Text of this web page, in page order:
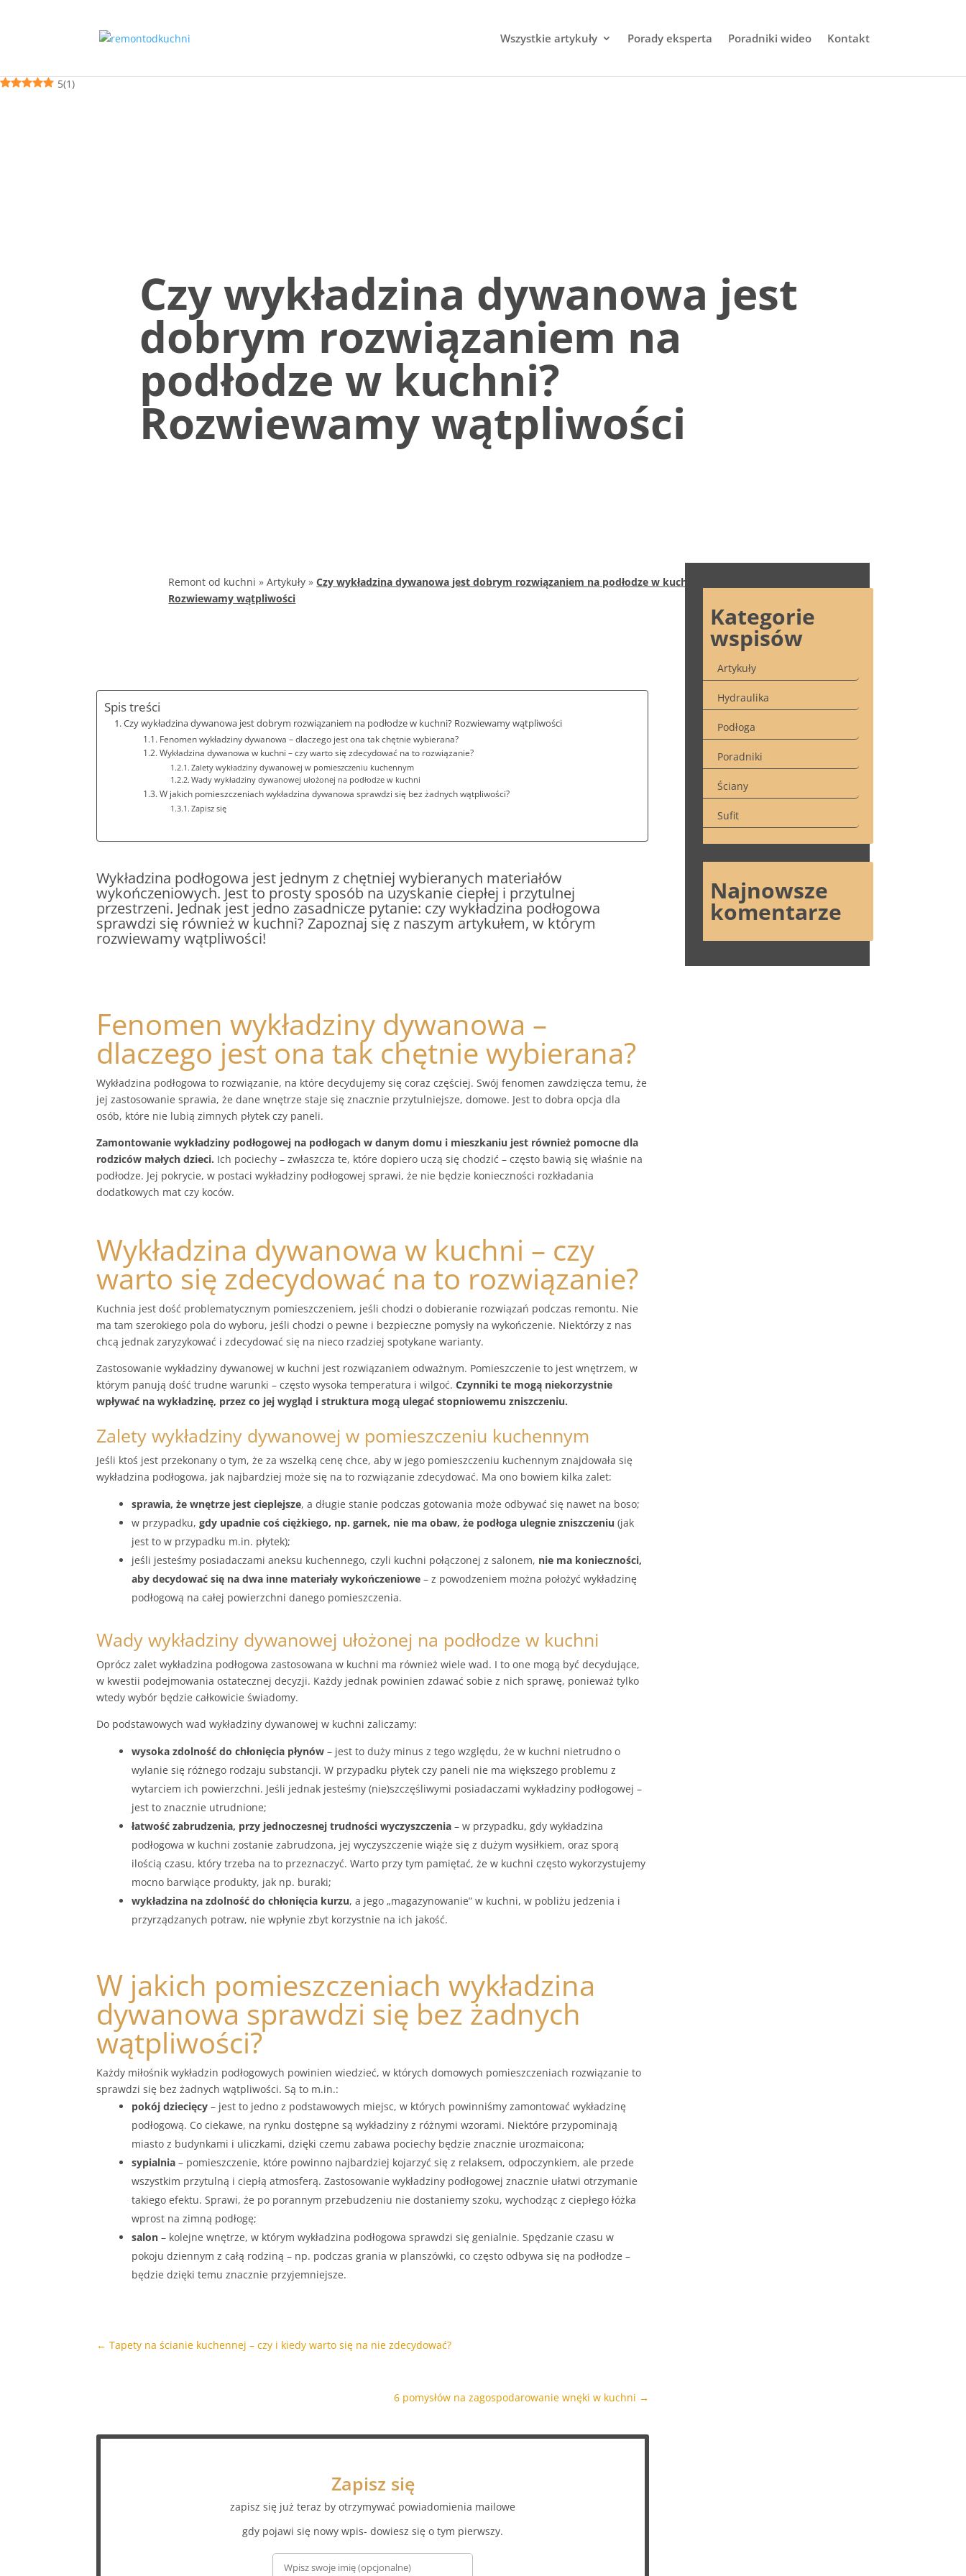
Wszystkie artykuły Porady eksperta Poradniki wideo Kontakt
5(1)
Czy wykładzina dywanowa jest
dobrym rozwiązaniem na
podłodze w kuchni?
Rozwiewamy wątpliwości
Remont od kuchni »Artykuły »Czy wykładzina dywanowa jest dobrym rozwiązaniem na podłodze w kuchni?
Rozwiewamy wątpliwości
Spis treści
Czy wykładzina dywanowa jest dobrym rozwiązaniem na podłodze w kuchni? Rozwiewamy wątpliwości
Fenomen wykładziny dywanowa – dlaczego jest ona tak chętnie wybierana?
Wykładzina dywanowa w kuchni – czy warto się zdecydować na to rozwiązanie?
Zalety wykładziny dywanowej w pomieszczeniu kuchennym
Wady wykładziny dywanowej ułożonej na podłodze w kuchni
W jakich pomieszczeniach wykładzina dywanowa sprawdzi się bez żadnych wątpliwości?
Zapisz się
Wykładzina podłogowa jest jednym z chętniej wybieranych materiałów
wykończeniowych. Jest to prosty sposób na uzyskanie ciepłej i przytulnej
przestrzeni. Jednak jest jedno zasadnicze pytanie: czy wykładzina podłogowa
sprawdzi się również w kuchni? Zapoznaj się z naszym artykułem, w którym
rozwiewamy wątpliwości!
Fenomen wykładziny dywanowa –
dlaczego jest ona tak chętnie wybierana?
Wykładzina podłogowa to rozwiązanie, na które decydujemy się coraz częściej. Swój fenomen zawdzięcza temu, że
jej zastosowanie sprawia, że dane wnętrze staje się znacznie przytulniejsze, domowe. Jest to dobra opcja dla
osób, które nie lubią zimnych płytek czy paneli.
Zamontowanie wykładziny podłogowej na podłogach w danym domu i mieszkaniu jest również pomocne dla
rodziców małych dzieci. Ich pociechy – zwłaszcza te, które dopiero uczą się chodzić – często bawią się właśnie na
podłodze. Jej pokrycie, w postaci wykładziny podłogowej sprawi, że nie będzie konieczności rozkładania
dodatkowych mat czy koców.
Wykładzina dywanowa w kuchni – czy
warto się zdecydować na to rozwiązanie?
Kuchnia jest dość problematycznym pomieszczeniem, jeśli chodzi o dobieranie rozwiązań podczas remontu. Nie
ma tam szerokiego pola do wyboru, jeśli chodzi o pewne i bezpieczne pomysły na wykończenie. Niektórzy z nas
chcą jednak zaryzykować i zdecydować się na nieco rzadziej spotykane warianty.
Zastosowanie wykładziny dywanowej w kuchni jest rozwiązaniem odważnym. Pomieszczenie to jest wnętrzem, w
którym panują dość trudne warunki – często wysoka temperatura i wilgoć.Czynniki te mogą niekorzystnie
wpływać na wykładzinę, przez co jej wygląd i struktura mogą ulegać stopniowemu zniszczeniu.
Zalety wykładziny dywanowej w pomieszczeniu kuchennym
Jeśli ktoś jest przekonany o tym, że za wszelką cenę chce, aby w jego pomieszczeniu kuchennym znajdowała się
wykładzina podłogowa, jak najbardziej może się na to rozwiązanie zdecydować. Ma ono bowiem kilka zalet:
sprawia, że wnętrze jest cieplejsze, a długie stanie podczas gotowania może odbywać się nawet na boso;
w przypadku,gdy upadnie coś ciężkiego, np. garnek, nie ma obaw, że podłoga ulegnie zniszczeniu (jak
jest to w przypadku m.in. płytek);
jeśli jesteśmy posiadaczami aneksu kuchennego, czyli kuchni połączonej z salonem, nie ma konieczności,
aby decydować się na dwa inne materiały wykończeniowe – z powodzeniem można położyć wykładzinę
podłogową na całej powierzchni danego pomieszczenia.
Wady wykładziny dywanowej ułożonej na podłodze w kuchni
Oprócz zalet wykładzina podłogowa zastosowana w kuchni ma również wiele wad. I to one mogą być decydujące,
w kwestii podejmowania ostatecznej decyzji. Każdy jednak powinien zdawać sobie z nich sprawę, ponieważ tylko
wtedy wybór będzie całkowicie świadomy.
Do podstawowych wad wykładziny dywanowej w kuchni zaliczamy:
wysoka zdolność do chłonięcia płynów – jest to duży minus z tego względu, że w kuchni nietrudno o
wylanie się różnego rodzaju substancji. W przypadku płytek czy paneli nie ma większego problemu z
wytarciem ich powierzchni. Jeśli jednak jesteśmy (nie)szczęśliwymi posiadaczami wykładziny podłogowej –
jest to znacznie utrudnione;
łatwość zabrudzenia, przy jednoczesnej trudności wyczyszczenia – w przypadku, gdy wykładzina
podłogowa w kuchni zostanie zabrudzona, jej wyczyszczenie wiąże się z dużym wysiłkiem, oraz sporą
ilością czasu, który trzeba na to przeznaczyć. Warto przy tym pamiętać, że w kuchni często wykorzystujemy
mocno barwiące produkty, jak np. buraki;
wykładzina na zdolność do chłonięcia kurzu, a jego „magazynowanie” w kuchni, w pobliżu jedzenia i
przyrządzanych potraw, nie wpłynie zbyt korzystnie na ich jakość.
W jakich pomieszczeniach wykładzina
dywanowa sprawdzi się bez żadnych
wątpliwości?
Każdy miłośnik wykładzin podłogowych powinien wiedzieć, w których domowych pomieszczeniach rozwiązanie to
sprawdzi się bez żadnych wątpliwości. Są to m.in.:
pokój dziecięcy – jest to jedno z podstawowych miejsc, w których powinniśmy zamontować wykładzinę
podłogową. Co ciekawe, na rynku dostępne są wykładziny z różnymi wzorami. Niektóre przypominają
miasto z budynkami i uliczkami, dzięki czemu zabawa pociechy będzie znacznie urozmaicona;
sypialnia– pomieszczenie, które powinno najbardziej kojarzyć się z relaksem, odpoczynkiem, ale przede
wszystkim przytulną i ciepłą atmosferą. Zastosowanie wykładziny podłogowej znacznie ułatwi otrzymanie
takiego efektu. Sprawi, że po porannym przebudzeniu nie dostaniemy szoku, wychodząc z ciepłego łóżka
wprost na zimną podłogę;
salon– kolejne wnętrze, w którym wykładzina podłogowa sprawdzi się genialnie. Spędzanie czasu w
pokoju dziennym z całą rodziną – np. podczas grania w planszówki, co często odbywa się na podłodze –
będzie dzięki temu znacznie przyjemniejsze.
←Tapety na ścianie kuchennej – czy i kiedy warto się na nie zdecydować?
6 pomysłów na zagospodarowanie wnęki w kuchni →
Zapisz się
zapisz się już teraz by otrzymywać powiadomienia mailowe
gdy pojawi się nowy wpis- dowiesz się o tym pierwszy.
Kategorie
wspisów
Artykuły
Hydraulika
Podłoga
Poradniki
Ściany
Sufit
Najnowsze
komentarze